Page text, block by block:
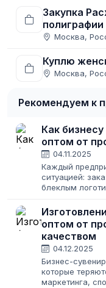
Закупка
Москва,
Куплю
Москва,
Рекомендуем к
Как
оптом от
04.11.2025
Каждый
ситуацией:
блеклым
уже после
оптом от
качеством
04.12.2025
Бизнес-
которые
маркетинга,